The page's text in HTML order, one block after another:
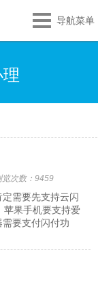
导航菜单
览次数：9459
需要先支持云闪
苹果手机要支持爱
要支付闪付功